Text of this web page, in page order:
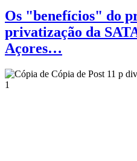
Os "benefícios" do
privatização da
Açores…